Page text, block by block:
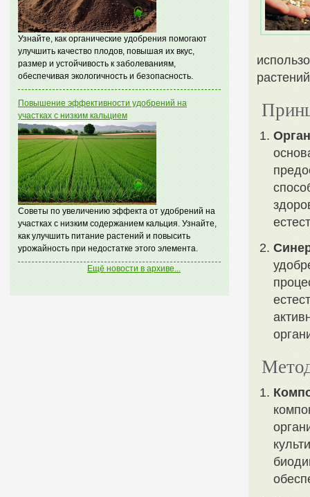
Узнайте, как органические удобрения помогают
улучшить качество плодов, повышая их вкус,
размер и устойчивость к заболеваниям,
обеспечивая экологичность и безопасность.
Повышение эффективности удобрений на
участках с низким кальцием
Советы по увеличению эффекта от удобрений на
участках с низким содержанием кальция. Узнайте,
как улучшить питание растений и повысить
урожайность при недостатке этого элемента.
Ещё новости в архиве...